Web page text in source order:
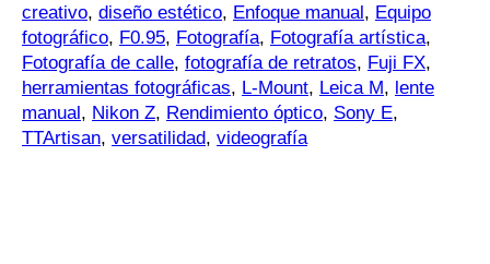
creativo, diseño estético, Enfoque manual, Equipo
fotográfico, F0.95, Fotografía, Fotografía artística,
Fotografía de calle, fotografía de retratos, Fuji FX,
herramientas fotográficas, L-Mount, Leica M, lente
manual, Nikon Z, Rendimiento óptico, Sony E,
TTArtisan, versatilidad, videografía